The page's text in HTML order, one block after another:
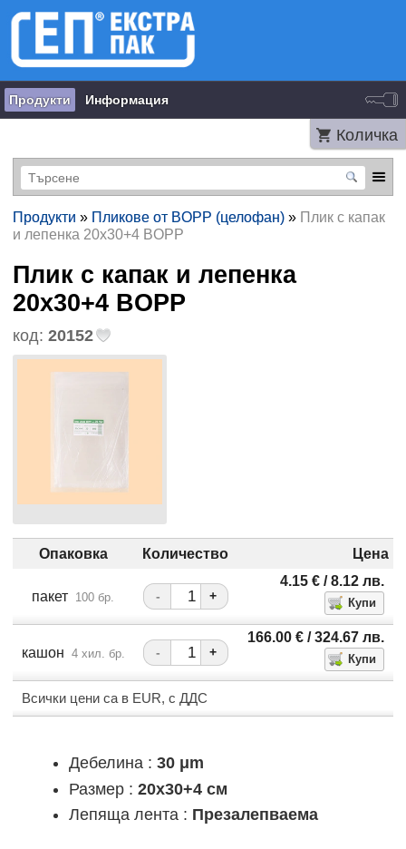
Продукти Информация
Количка
Продукти » Пликове от BOPP (целофан)» Плик с капак
и лепенка 20х30+4 BOPP
Плик с капак и лепенка
20х30+4 BOPP
код: 20152
Опаковка Количество Цена
пакет 100 бр. - +
4.15 €/ 8.12 лв.
кашон 4 хил. бр. - +
166.00 €/ 324.67 лв.
Всички цени са в EUR, с ДДС
Дебелина : 30 μm
Размер : 20x30+4 см
Лепяща лента : Презалепваема